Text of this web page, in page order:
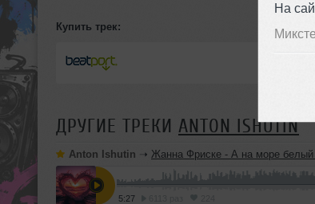
На
Ништяк!
Купить трек:
ДРУГИЕ ТРЕКИ ANTON ISHUTIN
Anton Ishutin ➝ Жанна Фриске - А на море белый песок
5:27